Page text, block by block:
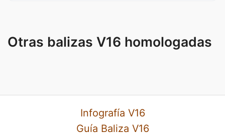
Otras balizas V16 homologadas
Infografía V16
Guía Baliza V16